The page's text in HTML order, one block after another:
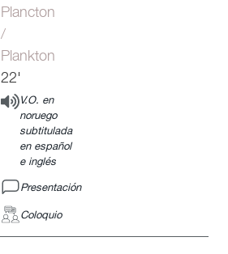
Plancton
/
Plankton
22'
V.O. en
noruego
subtitulada
en español
e inglés
Presentación
Coloquio